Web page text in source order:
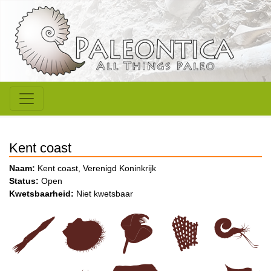
Kent coast
Naam: Kent coast, Verenigd Koninkrijk
Status: Open
Kwetsbaarheid: Niet kwetsbaar